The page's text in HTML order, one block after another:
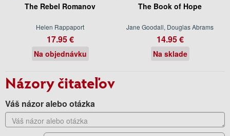
The Rebel Romanov
Helen Rappaport
17.95 €
Na objednávku
The Book of Hope
Jane Goodall, Douglas Abrams
14.95 €
Na sklade
Názory čitateľov
Váš názor alebo otázka